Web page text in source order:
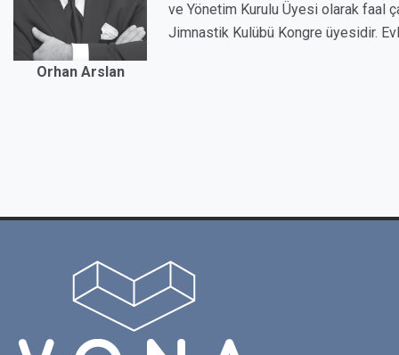
Orhan Arslan
ve Yönetim Kurulu Üyesi olarak faal
Jimnastik Kulübü Kongre üyesidir.